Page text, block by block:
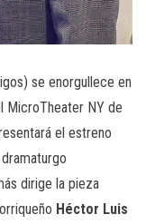
se enorgullece en
MicroTheater NY de
el estreno
dirige la pieza
Héctor Luis